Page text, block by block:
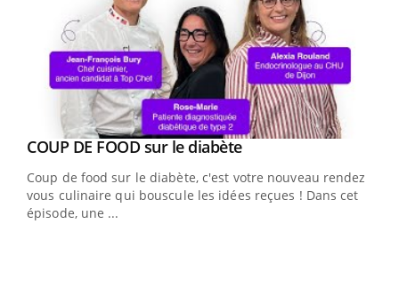
Youtube
COUP DE FOOD sur le diabèteYoutube
Coup de food sur le diabète, c'est votre nouveau rendez-
vous culinaire qui bouscule les idées reçues ! Dans cet
épisode, une ...